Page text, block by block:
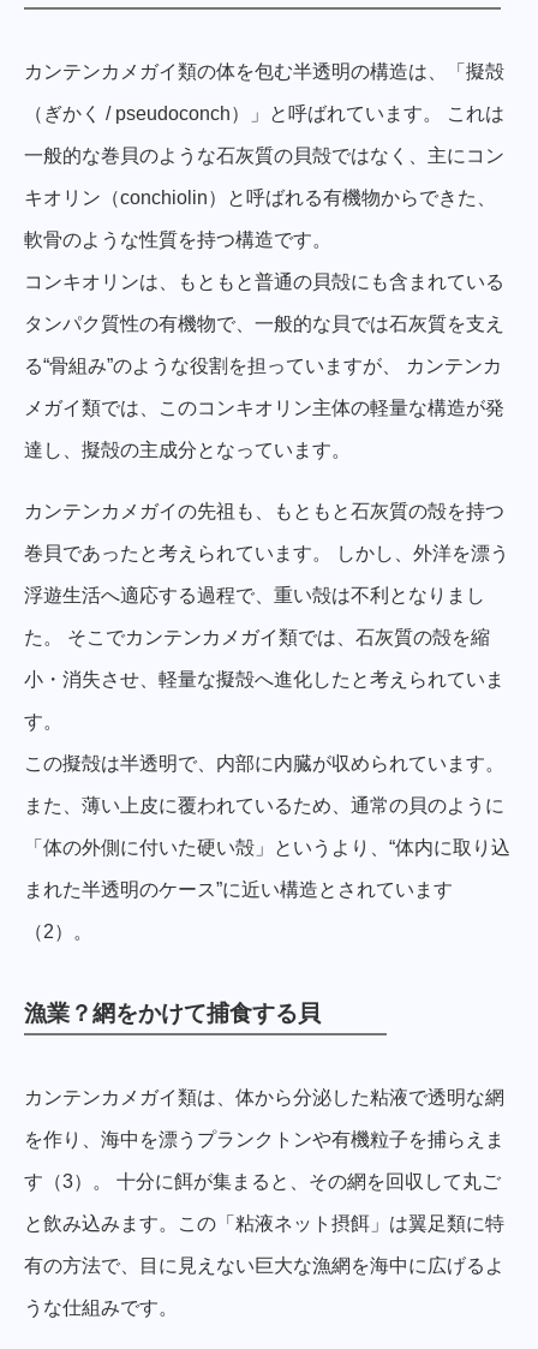
カンテンカメガイ類の体を包む半透明の構造は、「擬殻
（ぎかく / pseudoconch）」と呼ばれています。 これは
一般的な巻貝のような石灰質の貝殻ではなく、主にコン
キオリン（conchiolin）と呼ばれる有機物からできた、
軟骨のような性質を持つ構造です。
コンキオリンは、もともと普通の貝殻にも含まれている
タンパク質性の有機物で、一般的な貝では石灰質を支え
る“骨組み”のような役割を担っていますが、 カンテンカ
メガイ類では、このコンキオリン主体の軽量な構造が発
達し、擬殻の主成分となっています。
カンテンカメガイの先祖も、もともと石灰質の殻を持つ
巻貝であったと考えられています。 しかし、外洋を漂う
浮遊生活へ適応する過程で、重い殻は不利となりまし
た。 そこでカンテンカメガイ類では、石灰質の殻を縮
小・消失させ、軽量な擬殻へ進化したと考えられていま
す。
この擬殻は半透明で、内部に内臓が収められています。
また、薄い上皮に覆われているため、通常の貝のように
「体の外側に付いた硬い殻」というより、“体内に取り込
まれた半透明のケース”に近い構造とされています
（2）。
漁業？網をかけて捕食する貝
カンテンカメガイ類は、体から分泌した粘液で透明な網
を作り、海中を漂うプランクトンや有機粒子を捕らえま
す（3）。 十分に餌が集まると、その網を回収して丸ご
と飲み込みます。この「粘液ネット摂餌」は翼足類に特
有の方法で、目に見えない巨大な漁網を海中に広げるよ
うな仕組みです。